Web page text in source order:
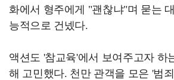
화에서 형주에게 "괜찮냐"며 묻는
능적으로 건넸다.
액션도 '참교육'에서 보여주고자 하
해 고민했다. 천만 관객을 모은 '범